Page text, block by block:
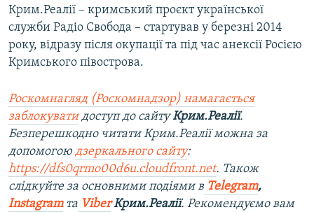
Крим.Реалії – кримський проєкт української
служби Радіо Свобода – стартував у березні 2014
року, відразу після окупації та під час анексії Росією
Кримського півострова.
Роскомнагляд (Роскомнадзор) намагається
заблокуватидоступ до сайтуКрим.Реалії.
Безперешкодно читати Крим.Реалії можна за
допомогою дзеркального сайту:
https://dfs0qrmo00d6u.cloudfront.net. Також
слідкуйте за основними подіями в Telegram,
Instagramта ViberКрим.Реалії. Рекомендуємо вам